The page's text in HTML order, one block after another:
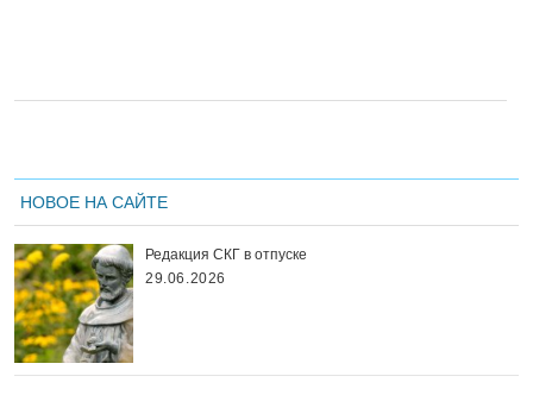
НОВОЕ НА САЙТЕ
Редакция СКГ в отпуске
29.06.2026